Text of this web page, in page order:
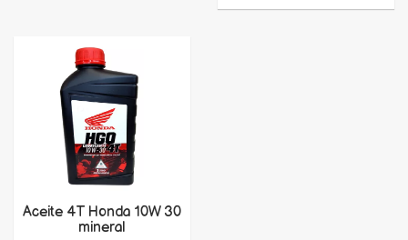
Aceite 4T Honda 10W 30
mineral